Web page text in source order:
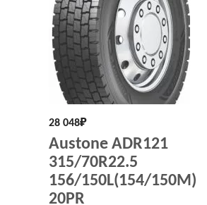
28 048₽
Austone ADR121
315/70R22.5
156/150L(154/150M)
20PR